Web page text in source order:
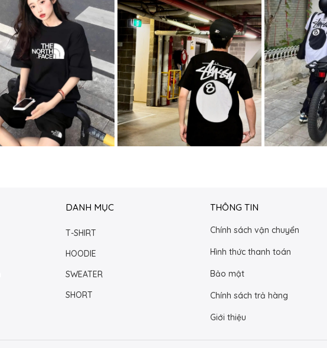
DANH MỤC
T-SHIRT
HOODIE
SWEATER
SHORT
THÔNG TIN
Chính sách vận chuyển
Hình thức thanh toán
Bảo mật
Chính sách trả hàng
Giới thiệu